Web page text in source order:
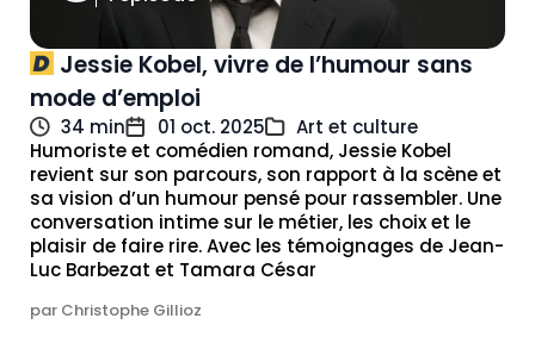
Jessie Kobel, vivre de l’humour sans
mode d’emploi
34 min 01 oct. 2025
Art et culture
Humoriste et comédien romand, Jessie Kobel
revient sur son parcours, son rapport à la scène et
sa vision d’un humour pensé pour rassembler. Une
conversation intime sur le métier, les choix et le
plaisir de faire rire. Avec les témoignages de Jean-
Luc Barbezat et Tamara César
par Christophe Gillioz